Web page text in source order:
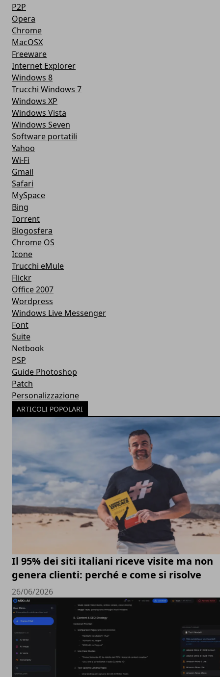
P2P
Opera
Chrome
MacOSX
Freeware
Internet Explorer
Windows 8
Trucchi Windows 7
Windows XP
Windows Vista
Windows Seven
Software portatili
Yahoo
Wi-Fi
Gmail
Safari
MySpace
Bing
Torrent
Blogosfera
Chrome OS
Icone
Trucchi eMule
Flickr
Office 2007
Wordpress
Windows Live Messenger
Font
Suite
Netbook
PSP
Guide Photoshop
Patch
Personalizzazione
ARTICOLI POPOLARI
Il 95% dei siti italiani riceve visite ma non
genera clienti: perché e come si risolve
26/06/2026